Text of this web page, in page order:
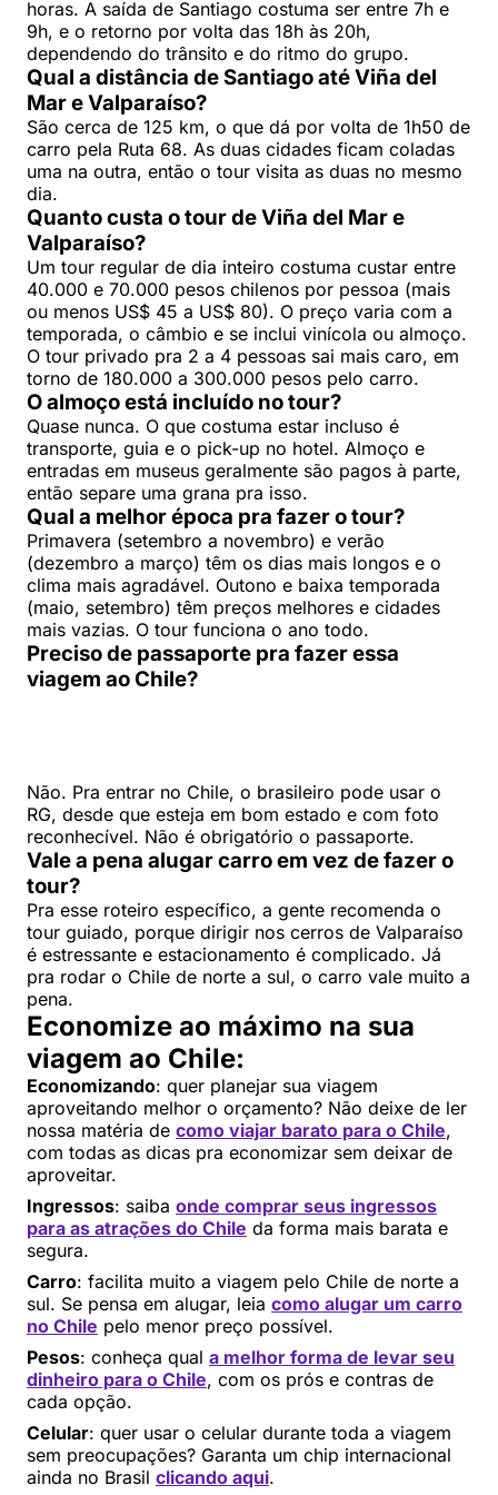
horas. A saída de Santiago costuma ser entre 7h e
9h, e o retorno por volta das 18h às 20h,
dependendo do trânsito e do ritmo do grupo.
Qual a distância de Santiago até Viña del
Mar e Valparaíso?
São cerca de 125 km, o que dá por volta de 1h50 de
carro pela Ruta 68. As duas cidades ficam coladas
uma na outra, então o tour visita as duas no mesmo
dia.
Quanto custa o tour de Viña del Mar e
Valparaíso?
Um tour regular de dia inteiro costuma custar entre
40.000 e 70.000 pesos chilenos por pessoa (mais
ou menos US$ 45 a US$ 80). O preço varia com a
temporada, o câmbio e se inclui vinícola ou almoço.
O tour privado pra 2 a 4 pessoas sai mais caro, em
torno de 180.000 a 300.000 pesos pelo carro.
O almoço está incluído no tour?
Quase nunca. O que costuma estar incluso é
transporte, guia e o pick-up no hotel. Almoço e
entradas em museus geralmente são pagos à parte,
então separe uma grana pra isso.
Qual a melhor época pra fazer o tour?
Primavera (setembro a novembro) e verão
(dezembro a março) têm os dias mais longos e o
clima mais agradável. Outono e baixa temporada
(maio, setembro) têm preços melhores e cidades
mais vazias. O tour funciona o ano todo.
Preciso de passaporte pra fazer essa
viagem ao Chile?
Não. Pra entrar no Chile, o brasileiro pode usar o
RG, desde que esteja em bom estado e com foto
reconhecível. Não é obrigatório o passaporte.
Vale a pena alugar carro em vez de fazer o
tour?
Pra esse roteiro específico, a gente recomenda o
tour guiado, porque dirigir nos cerros de Valparaíso
é estressante e estacionamento é complicado. Já
pra rodar o Chile de norte a sul, o carro vale muito a
pena.
Economize ao máximo na sua
viagem ao Chile:
Economizando: quer planejar sua viagem
aproveitando melhor o orçamento? Não deixe de ler
nossa matéria de como viajar barato para o Chile,
com todas as dicas pra economizar sem deixar de
aproveitar.
Ingressos: saiba onde comprar seus ingressos
para as atrações do Chile da forma mais barata e
segura.
Carro: facilita muito a viagem pelo Chile de norte a
sul. Se pensa em alugar, leia como alugar um carro
no Chile pelo menor preço possível.
Pesos: conheça qual a melhor forma de levar seu
dinheiro para o Chile, com os prós e contras de
cada opção.
Celular: quer usar o celular durante toda a viagem
sem preocupações? Garanta um chip internacional
ainda no Brasil clicando aqui.